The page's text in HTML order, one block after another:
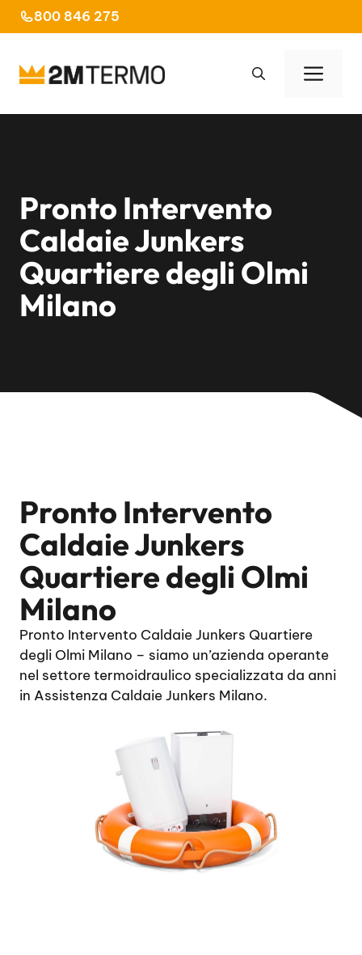
al
800 846 275
Pronto Intervento
Caldaie Junkers
Quartiere degli Olmi
Milano
Pronto Intervento
Caldaie Junkers
Quartiere degli Olmi
Milano
Pronto Intervento Caldaie Junkers Quartiere
degli Olmi Milano – siamo un’azienda operante
nel settore termoidraulico specializzata da anni
in Assistenza Caldaie Junkers Milano.